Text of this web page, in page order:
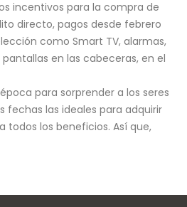
incentivos para la compra de
directo, pagos desde febrero
como Smart TV, alarmas,
en las cabeceras, en el
para sorprender a los seres
fechas las ideales para adquirir
todos los beneficios. Así que,